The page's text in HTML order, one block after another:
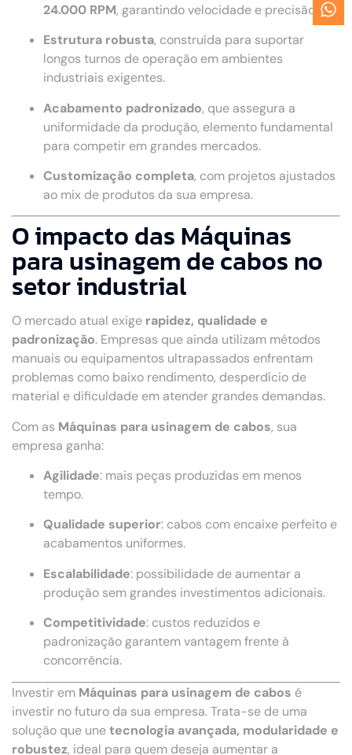
24.000 RPM, garantindo velocidade e precisão.
Estrutura robusta, construída para suportar
longos turnos de operação em ambientes
industriais exigentes.
Acabamento padronizado, que assegura a
uniformidade da produção, elemento fundamental
para competir em grandes mercados.
Customização completa, com projetos ajustados
ao mix de produtos da sua empresa.
O impacto das Máquinas
para usinagem de cabos no
setor industrial
O mercado atual exige rapidez, qualidade e
padronização. Empresas que ainda utilizam métodos
manuais ou equipamentos ultrapassados enfrentam
problemas como baixo rendimento, desperdício de
material e dificuldade em atender grandes demandas.
Com as Máquinas para usinagem de cabos, sua
empresa ganha:
Agilidade: mais peças produzidas em menos
tempo.
Qualidade superior: cabos com encaixe perfeito e
acabamentos uniformes.
Escalabilidade: possibilidade de aumentar a
produção sem grandes investimentos adicionais.
Competitividade: custos reduzidos e
padronização garantem vantagem frente à
concorrência.
Investir em Máquinas para usinagem de cabos é
investir no futuro da sua empresa. Trata-se de uma
solução que unetecnologia avançada, modularidade e
robustez, ideal para quem deseja aumentar a